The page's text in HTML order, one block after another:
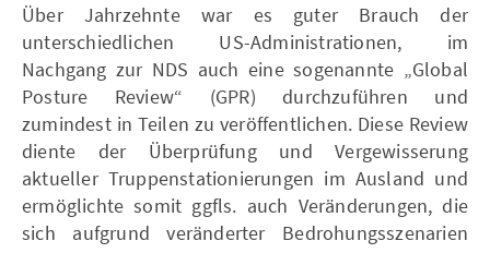
Über Jahrzehnte war es guter Brauch der
unterschiedlichen US-Administrationen, im
Nachgang zur NDS auch eine sogenannte „Global
Posture Review“ (GPR) durchzuführen und
zumindest in Teilen zu veröffentlichen. Diese Review
diente der Überprüfung und Vergewisserung
aktueller Truppenstationierungen im Ausland und
ermöglichte somit ggfls. auch Veränderungen, die
sich aufgrund veränderter Bedrohungsszenarien